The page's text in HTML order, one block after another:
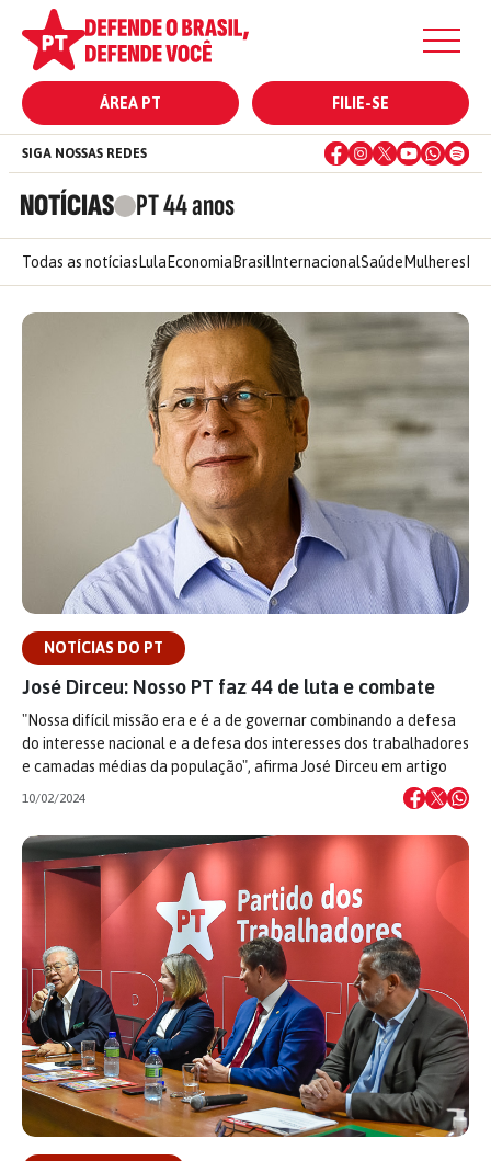
ÁREA PT FILIE-SE
NOTÍCIAS PT 44 anos
SIGA NOSSAS REDES
Todas as notícias Lula Economia Brasil InternacionalSaúde Mulheres
NOTÍCIAS DO PT
José Dirceu: Nosso PT faz 44 de luta e combate
"Nossa difícil missão era e é a de governar combinando a defesa
do interesse nacional e a defesa dos interesses dos trabalhadores
e camadas médias da população", afirma José Dirceu em artigo
10/02/2024